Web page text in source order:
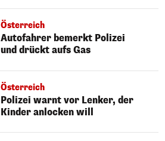
Österreich
Autofahrer bemerkt Polizei
und drückt aufs Gas
Österreich
Polizei warnt vor Lenker, der
Kinder anlocken will